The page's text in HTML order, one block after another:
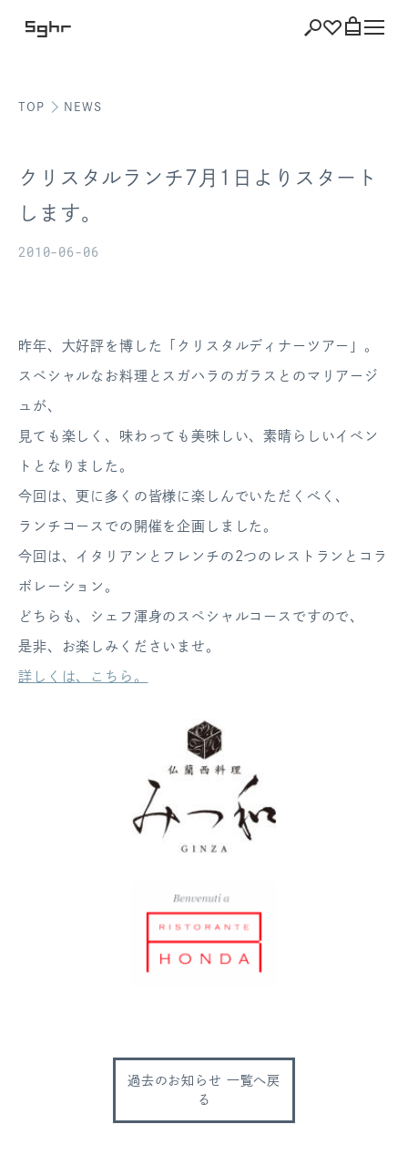
ショッピング バッグを見る
ポイント
ログアウト
TOP NEWS
クリスタルランチ7月1日よりスタート
します。
2010-06-06
昨年、大好評を博した「クリスタルディナーツアー」。
スペシャルなお料理とスガハラのガラスとのマリアージ
ュが、
見ても楽しく、味わっても美味しい、素晴らしいイベン
トとなりました。
今回は、更に多くの皆様に楽しんでいただくべく、
ランチコースでの開催を企画しました。
今回は、イタリアンとフレンチの2つのレストランとコラ
ボレーション。
どちらも、シェフ渾身のスペシャルコースですので、
是非、お楽しみくださいませ。
詳しくは、こちら。
過去のお知らせ 一覧へ戻
る